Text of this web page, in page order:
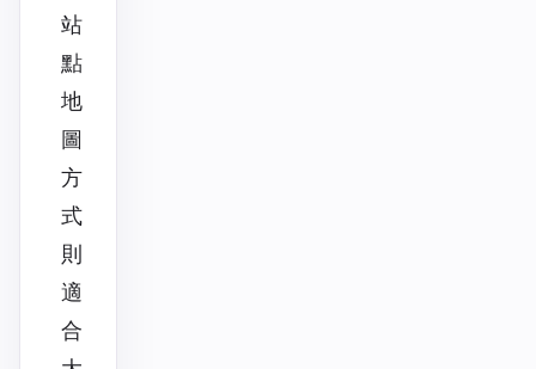
站
點
地
圖
方
式
則
適
合